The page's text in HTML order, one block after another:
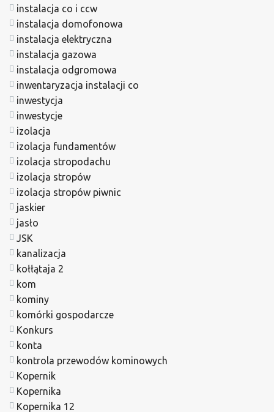
instalacja co i ccw
instalacja domofonowa
instalacja elektryczna
instalacja gazowa
instalacja odgromowa
inwentaryzacja instalacji co
inwestycja
inwestycje
izolacja
izolacja fundamentów
izolacja stropodachu
izolacja stropów
izolacja stropów piwnic
jaskier
jasło
JSK
kanalizacja
kołłątaja 2
kom
kominy
komórki gospodarcze
Konkurs
konta
kontrola przewodów kominowych
Kopernik
Kopernika
Kopernika 12